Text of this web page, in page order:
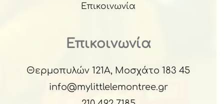
Επικοινωνία
Επικοινωνία
Θερμοπυλών 121Α, Μοσχάτο 183 45
info@mylittlelemontree.gr